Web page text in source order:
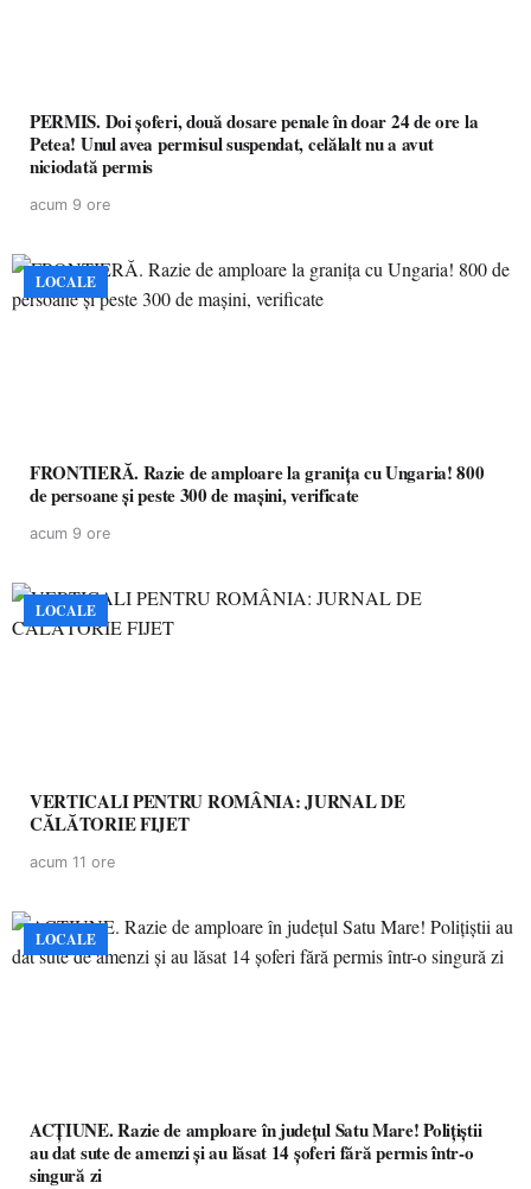
PERMIS. Doi șoferi, două dosare penale în doar 24 de ore la
Petea! Unul avea permisul suspendat, celălalt nu a avut
niciodată permis
acum 9 ore
LOCALE
FRONTIERĂ. Razie de amploare la granița cu Ungaria! 800
de persoane și peste 300 de mașini, verificate
acum 9 ore
LOCALE
VERTICALI PENTRU ROMÂNIA: JURNAL DE
CĂLĂTORIE FIJET
acum 11 ore
LOCALE
ACȚIUNE. Razie de amploare în județul Satu Mare! Polițiștii
au dat sute de amenzi și au lăsat 14 șoferi fără permis într-o
singură zi